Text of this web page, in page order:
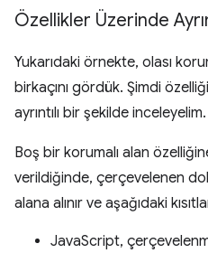
Özellikler Üzerinde
Yukarıdaki örnekte, olası
birkaçını gördük. Şimdi
ayrıntılı bir şekilde inceleyelim.
Boş bir korumalı alan
verildiğinde, çerçevelenen
alana alınır ve aşağıdaki
JavaScript,